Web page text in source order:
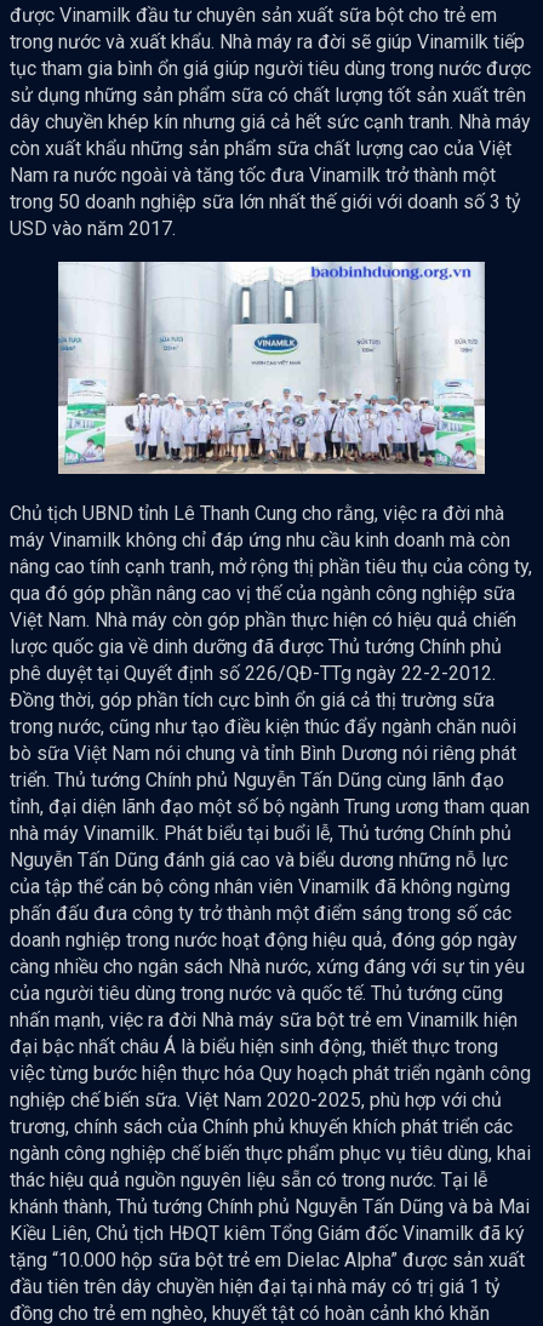
được Vinamilk đầu tư chuyên sản xuất sữa bột cho trẻ em
trong nước và xuất khẩu. Nhà máy ra đời sẽ giúp Vinamilk tiếp
tục tham gia bình ổn giá giúp người tiêu dùng trong nước được
sử dụng những sản phẩm sữa có chất lượng tốt sản xuất trên
dây chuyền khép kín nhưng giá cả hết sức cạnh tranh. Nhà máy
còn xuất khẩu những sản phẩm sữa chất lượng cao của Việt
Nam ra nước ngoài và tăng tốc đưa Vinamilk trở thành một
trong 50 doanh nghiệp sữa lớn nhất thế giới với doanh số 3 tỷ
USD vào năm 2017.
Chủ tịch UBND tỉnh Lê Thanh Cung cho rằng, việc ra đời nhà
máy Vinamilk không chỉ đáp ứng nhu cầu kinh doanh mà còn
nâng cao tính cạnh tranh, mở rộng thị phần tiêu thụ của công ty,
qua đó góp phần nâng cao vị thế của ngành công nghiệp sữa
Việt Nam. Nhà máy còn góp phần thực hiện có hiệu quả chiến
lược quốc gia về dinh dưỡng đã được Thủ tướng Chính phủ
phê duyệt tại Quyết định số 226/QĐ-TTg ngày 22-2-2012.
Đồng thời, góp phần tích cực bình ổn giá cả thị trường sữa
trong nước, cũng như tạo điều kiện thúc đẩy ngành chăn nuôi
bò sữa Việt Nam nói chung và tỉnh Bình Dương nói riêng phát
triển. Thủ tướng Chính phủ Nguyễn Tấn Dũng cùng lãnh đạo
tỉnh, đại diện lãnh đạo một số bộ ngành Trung ương tham quan
nhà máy Vinamilk. Phát biểu tại buổi lễ, Thủ tướng Chính phủ
Nguyễn Tấn Dũng đánh giá cao và biểu dương những nỗ lực
của tập thể cán bộ công nhân viên Vinamilk đã không ngừng
phấn đấu đưa công ty trở thành một điểm sáng trong số các
doanh nghiệp trong nước hoạt động hiệu quả, đóng góp ngày
càng nhiều cho ngân sách Nhà nước, xứng đáng với sự tin yêu
của người tiêu dùng trong nước và quốc tế. Thủ tướng cũng
nhấn mạnh, việc ra đời Nhà máy sữa bột trẻ em Vinamilk hiện
đại bậc nhất châu Á là biểu hiện sinh động, thiết thực trong
việc từng bước hiện thực hóa Quy hoạch phát triển ngành công
nghiệp chế biến sữa. Việt Nam 2020-2025, phù hợp với chủ
trương, chính sách của Chính phủ khuyến khích phát triển các
ngành công nghiệp chế biến thực phẩm phục vụ tiêu dùng, khai
thác hiệu quả nguồn nguyên liệu sẵn có trong nước. Tại lễ
khánh thành, Thủ tướng Chính phủ Nguyễn Tấn Dũng và bà Mai
Kiều Liên, Chủ tịch HĐQT kiêm Tổng Giám đốc Vinamilk đã ký
tặng “10.000 hộp sữa bột trẻ em Dielac Alpha” được sản xuất
đầu tiên trên dây chuyền hiện đại tại nhà máy có trị giá 1 tỷ
đồng cho trẻ em nghèo, khuyết tật có hoàn cảnh khó khăn